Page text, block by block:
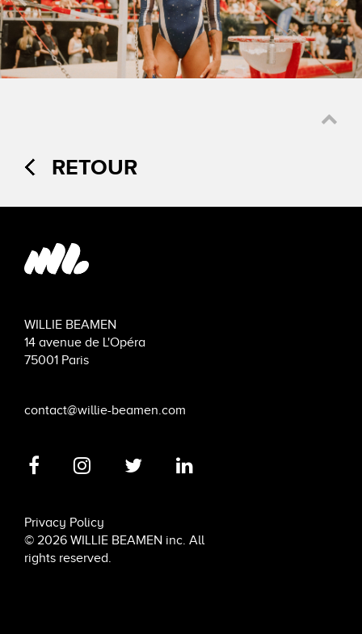
RETOUR
WILLIE BEAMEN
14 avenue de L'Opéra
75001 Paris
contact@willie-beamen.com
Privacy Policy
© 2026 WILLIE BEAMEN inc. All
rights reserved.